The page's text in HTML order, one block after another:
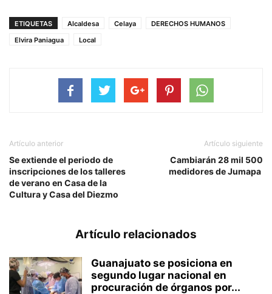
ETIQUETAS Alcaldesa Celaya
DERECHOS HUMANOS
Elvira Paniagua
Local
Artículo anterior
Se extiende el periodo de
inscripciones de los talleres
de verano en Casa de la
Cultura y Casa del Diezmo
Artículo siguiente
Cambiarán 28 mil 500
medidores de Jumapa
Artículo relacionados
Guanajuato se posiciona en
segundo lugar nacional en
procuración de órganos por...